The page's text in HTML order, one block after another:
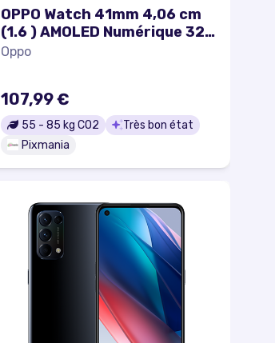
OPPO Watch 41mm 4,06 cm
(1.6 ) AMOLED Numérique 320
x 360 pixels Écran tactile
Oppo
107,99 €
55 -85 kg CO2
Très bon état
Pixmania